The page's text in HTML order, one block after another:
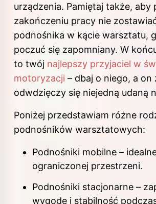
urządzenia. Pamiętaj także, aby
zakończeniu pracy nie
podnośnika w kącie warsztatu,
poczuć się zapomniany. W
to twój najlepszy przyjaciel w
motoryzacji – dbaj o niego, a on
odwdzięczy się niejedną udaną
Poniżej przedstawiam różne
podnośników warsztatowych:
Podnośniki mobilne –
ograniczonej przestrzeni.
Podnośniki stacjonarne –
wygodę i stabilność